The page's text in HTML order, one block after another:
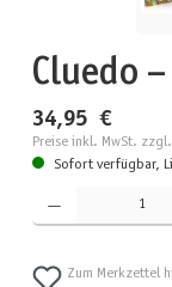
Cluedo
34,95 €
Preise inkl. MwSt.
Sofort verfügbar,
Produkt Anzahl: Gib den
Zum Merkzettel